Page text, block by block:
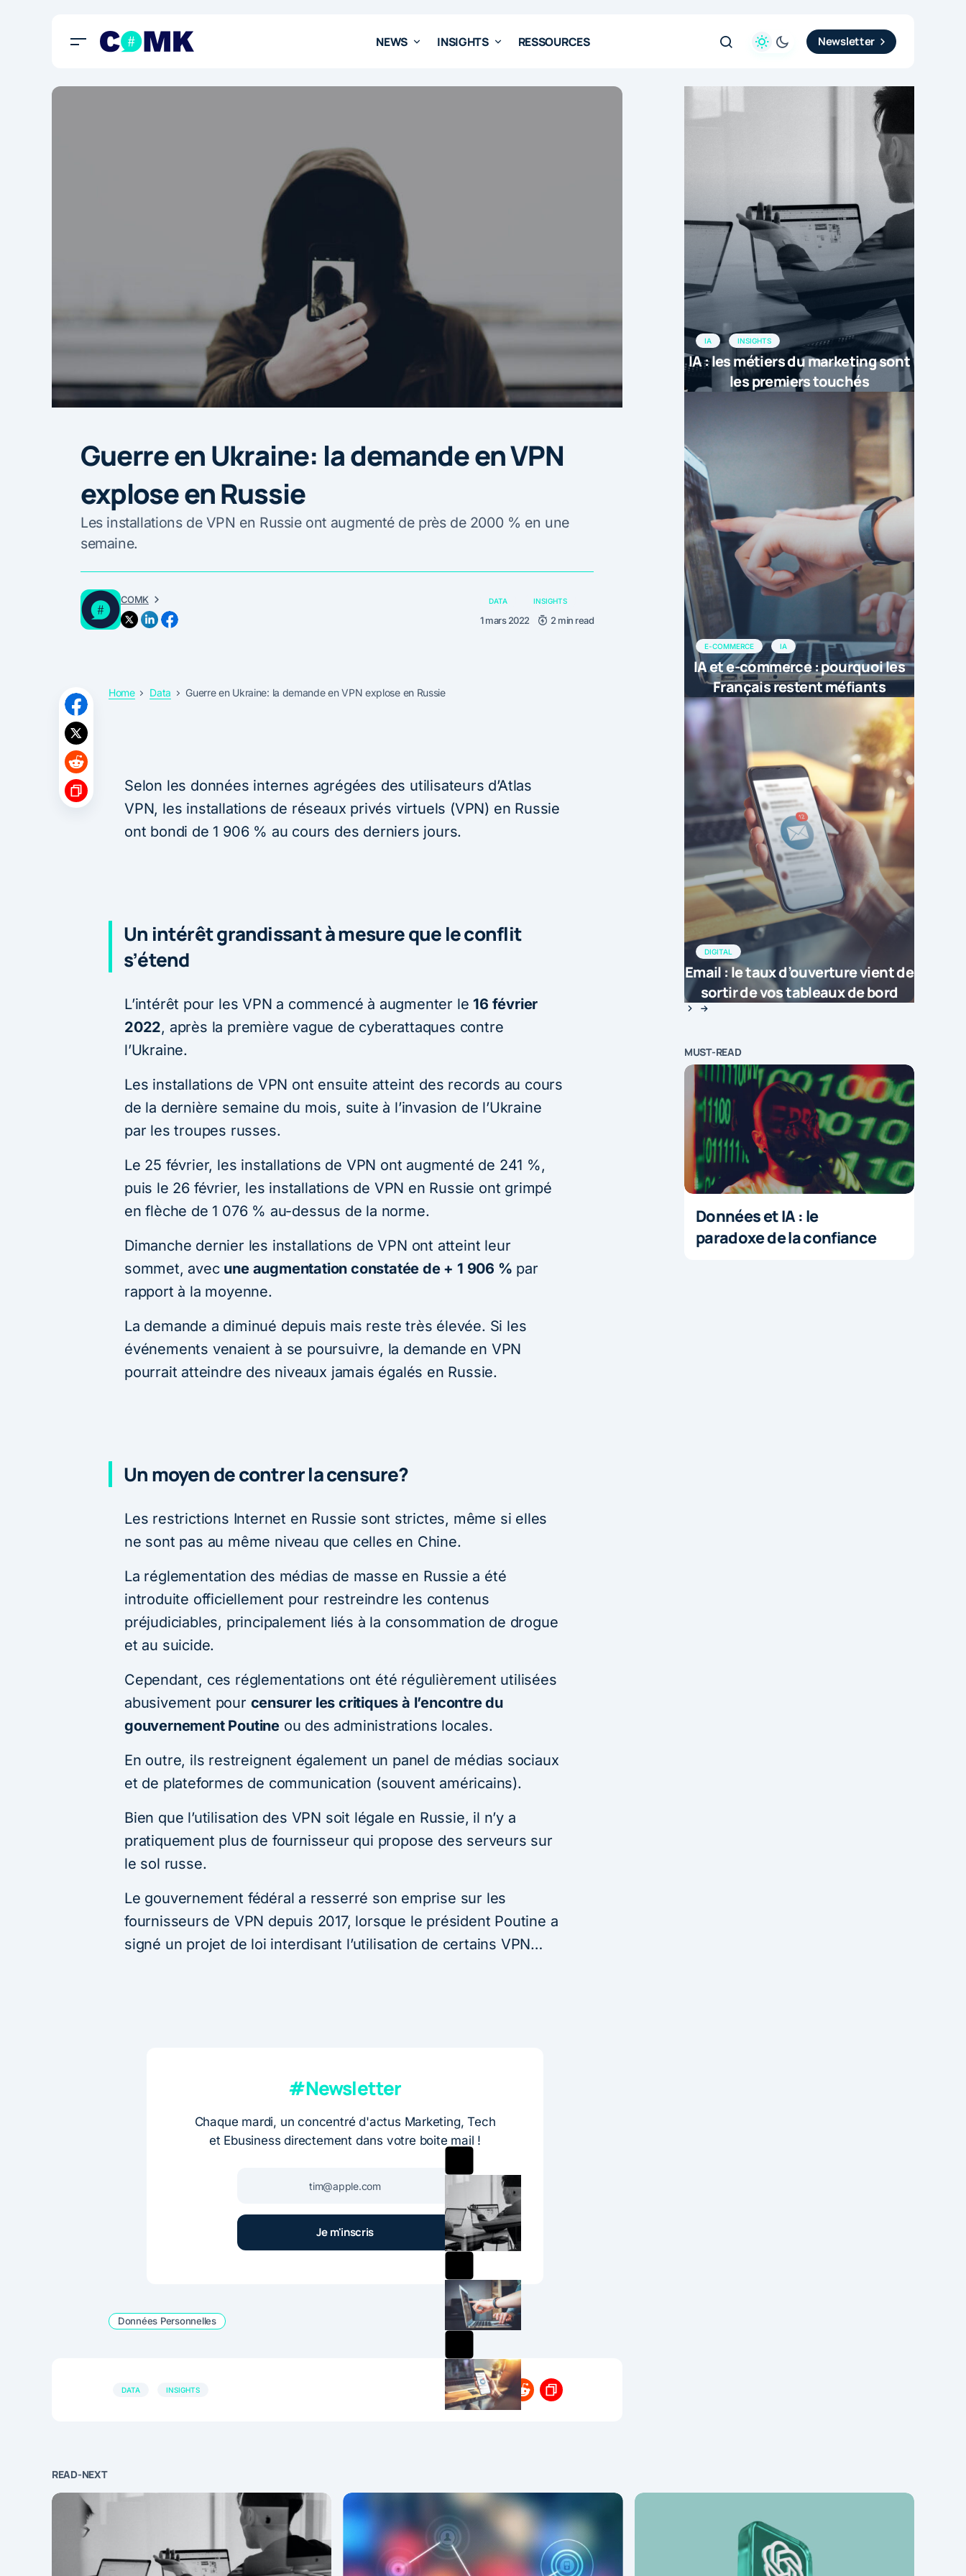
NEWS INSIGHTS RESSOURCES Newsletter
Guerre en Ukraine: la demande en VPN
explose en Russie
Les installations de VPN en Russie ont augmenté de près de 2000 % en une
semaine.
COMK DATA INSIGHTS
1 mars 2022 2 min read
Home Data Guerre en Ukraine: la demande en VPN explose en Russie
Selon les données internes agrégées des utilisateurs d’Atlas
VPN, les installations de réseaux privés virtuels (VPN) en Russie
ont bondi de 1 906 % au cours des derniers jours.
Un intérêt grandissant à mesure que le conflit
s’étend
L’intérêt pour les VPN a commencé à augmenter le 16 février
2022, après la première vague de cyberattaques contre
l’Ukraine.
Les installations de VPN ont ensuite atteint des records au cours
de la dernière semaine du mois, suite à l’invasion de l’Ukraine
par les troupes russes.
Le 25 février, les installations de VPN ont augmenté de 241 %,
puis le 26 février, les installations de VPN en Russie ont grimpé
en flèche de 1 076 % au-dessus de la norme.
Dimanche dernier les installations de VPN ont atteint leur
sommet, avec une augmentation constatée de + 1 906 % par
rapport à la moyenne.
La demande a diminué depuis mais reste très élevée. Si les
événements venaient à se poursuivre, la demande en VPN
pourrait atteindre des niveaux jamais égalés en Russie.
Un moyen de contrer la censure?
Les restrictions Internet en Russie sont strictes, même si elles
ne sont pas au même niveau que celles en Chine.
La réglementation des médias de masse en Russie a été
introduite officiellement pour restreindre les contenus
préjudiciables, principalement liés à la consommation de drogue
et au suicide.
Cependant, ces réglementations ont été régulièrement utilisées
abusivement pour censurer les critiques à l’encontre du
gouvernement Poutine ou des administrations locales.
En outre, ils restreignent également un panel de médias sociaux
et de plateformes de communication (souvent américains).
Bien que l’utilisation des VPN soit légale en Russie, il n’y a
pratiquement plus de fournisseur qui propose des serveurs sur
le sol russe.
Le gouvernement fédéral a resserré son emprise sur les
fournisseurs de VPN depuis 2017, lorsque le président Poutine a
signé un projet de loi interdisant l’utilisation de certains VPN…
#Newsletter
Chaque mardi, un concentré d'actus Marketing, Tech
et Ebusiness directement dans votre boite mail !
Données Personnelles
DATA INSIGHTS
IA INSIGHTS
IA : les métiers du marketing sont
les premiers touchés
E-COMMERCE IA
IA et e-commerce : pourquoi les
Français restent méfiants
DIGITAL
Email : le taux d’ouverture vient de
sortir de vos tableaux de bord
MUST-READ
Données et IA : le
paradoxe de la confiance
READ-NEXT